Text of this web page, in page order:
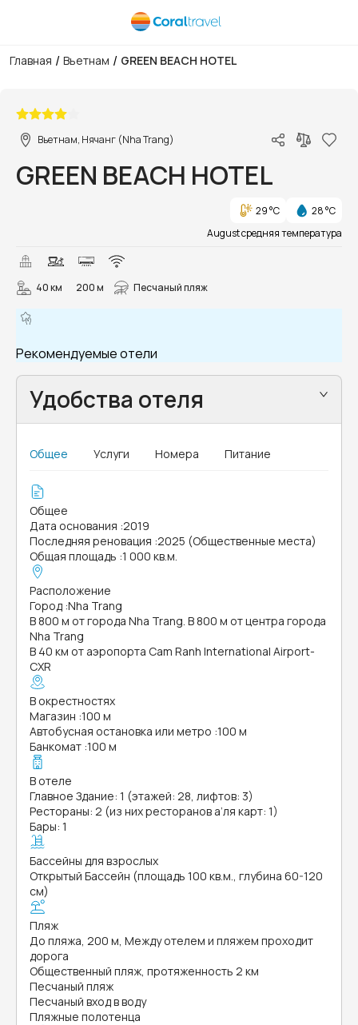
Главная / Вьетнам / GREEN BEACH HOTEL
Вьетнам, Нячанг (Nha Trang)
GREEN BEACH HOTEL
29 °C
28 °C
August средняя температура
40 км 200 м Песчаный пляж
Рекомендуемые отели
Удобства отеля
Общее Услуги Номера Питание
Общее
Дата основания :2019
Последняя реновация :2025 (Общественные места)
Общая площадь :1 000 кв.м.
Расположение
Город :Nha Trang
В 800 м от города Nha Trang. В 800 м от центра города
Nha Trang
В 40 км от аэропорта Cam Ranh International Airport-
CXR
В окрестностях
Магазин :100 м
Автобусная остановка или метро :100 м
Банкомат :100 м
В отеле
Главное Здание: 1 (этажей: 28, лифтов: 3)
Рестораны: 2 (из них ресторанов а’ля карт: 1)
Бары: 1
Бассейны для взрослых
Открытый Бассейн (площадь 100 кв.м., глубина 60-120
см)
Пляж
До пляжа, 200 м, Между отелем и пляжем проходит
дорога
Общественный пляж, протяженность 2 км
Песчаный пляж
Песчаный вход в воду
Пляжные полотенца